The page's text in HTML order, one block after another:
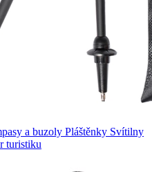
a buzoly Pláštěnky Svítilny
turistiku